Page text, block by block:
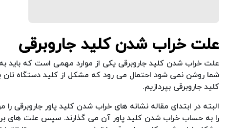
علت خراب شدن کلید جاروبرقی
علت خراب شدن کلید جاروبرقی یکی از موارد مهمی است که باید
شما روشن نمی شود احتمال می رود که مشکل از کلید دستگاه تان
کلید جاروبرقی بپردازیم.
البته در ابتدای مقاله نشانه های خراب شدن کلید پاور جاروبرقی
را به حساب خراب شدن کلید پاور آن می گذارند. سپس علت های